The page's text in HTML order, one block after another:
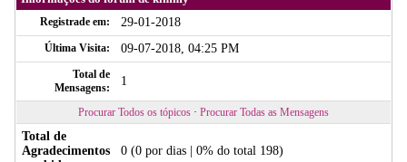
Registrade em: 29-01-2018
Última Visita: 09-07-2018, 04:25 PM
Total de
Mensagens:
1
Procurar Todos os tópicos · Procurar Todas as Mensagens
Total de
Agradecimentos
0 (0 por dias | 0% do total 198)